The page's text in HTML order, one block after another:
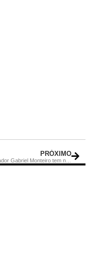
PRÓXIMO
Ex-vereador Gabriel Monteiro tem nova prisão decretada; ele é acusado de violação e assédio sexual